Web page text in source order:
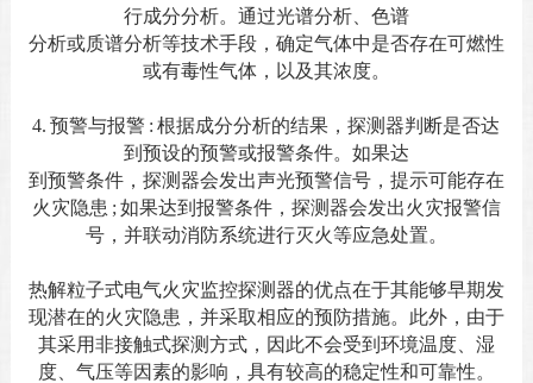
行成分分析。通过光谱分析、色谱
分析或质谱分析等技术手段，确定气体中是否存在可燃性
或有毒性气体，以及其浓度。
4. 预警与报警 : 根据成分分析的结果，探测器判断是否达
到预设的预警或报警条件。如果达
到预警条件，探测器会发出声光预警信号，提示可能存在
火灾隐患 ; 如果达到报警条件，探测器会发出火灾报警信
号，并联动消防系统进行灭火等应急处置。
热解粒子式电气火灾监控探测器的优点在于其能够早期发
现潜在的火灾隐患，并采取相应的预防措施。此外，由于
其采用非接触式探测方式，因此不会受到环境温度、湿
度、气压等因素的影响，具有较高的稳定性和可靠性。